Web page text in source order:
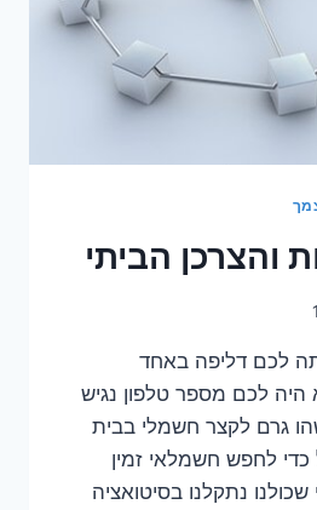
והצרכן הביתי
לכם דליפה באחד
היה לכם מספר טלפון נגיש
גרם לקצר חשמלי בבית
לחפש חשמלאי זמין
נתקלנו בסיטואציה